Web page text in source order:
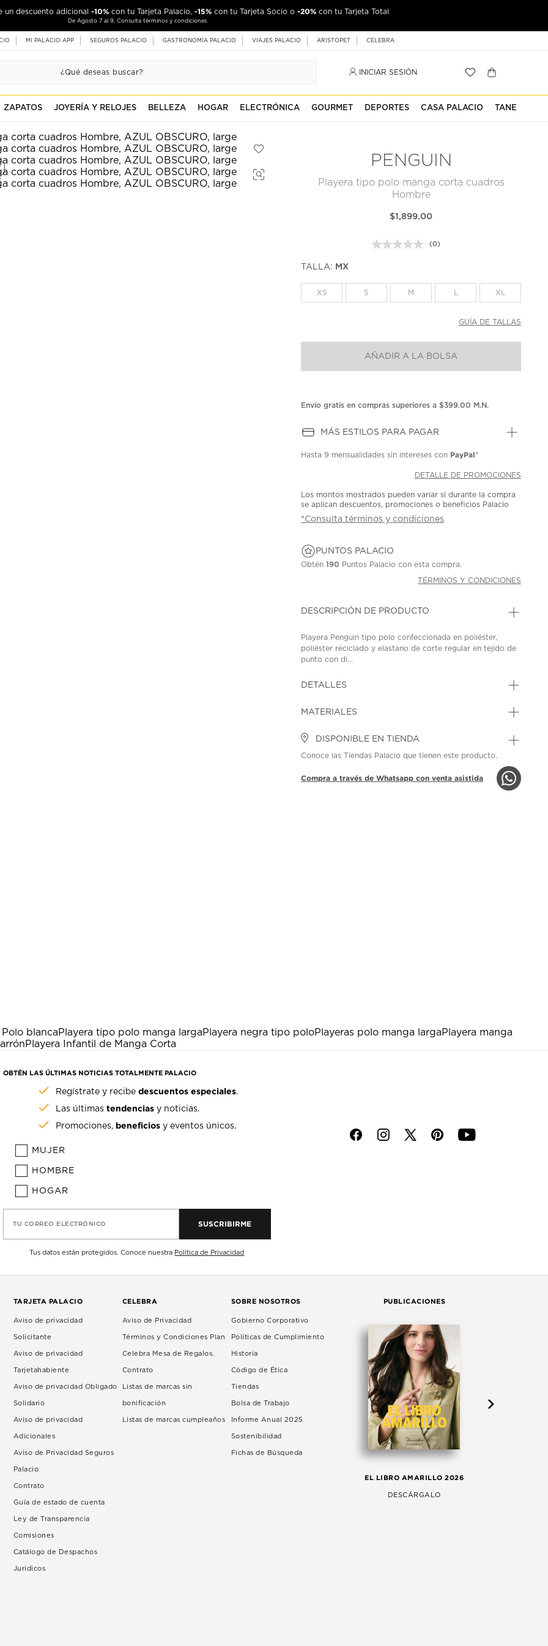
un descuento adicional -10% con tu Tarjeta Palacio, -15% con tu Tarjeta Socio o -20% con tu Tarjeta Total
De Agosto 7 al 9. Consulta términos y condiciones
MI PALACIO APP SEGUROS PALACIO GASTRONOMÍA PALACIO VIAJES PALACIO ARISTOPET CELEBRA
INICIAR SESIÓN
ZAPATOS JOYERÍA Y RELOJES BELLEZA HOGAR ELECTRÓNICA GOURMET DEPORTES CASA PALACIO TANE
PENGUIN
Playera tipo polo manga corta cuadros
Hombre
$1,899.00
Sin
misma
(0)
TALLA: MX
XS S M XL
GUÍA DE TALLAS
AÑADIR A LA BOLSA
Envío gratis en compras superiores a $399.00 M.N.
MÁS ESTILOS PARA PAGAR
Hasta9 mensualidades sin intereses con PayPal*
DETALLE DE PROMOCIONES
Los montos mostrados pueden variar si durante la compra
se aplican descuentos, promociones o beneficios Palacio
*Consulta términos y condiciones
PUNTOS PALACIO
Obtén190 Puntos Palacio con esta compra.
TÉRMINOS Y CONDICIONES
DESCRIPCIÓN DE PRODUCTO
Playera Penguin tipo polo confeccionada en poliéster,
poliéster reciclado y elastano de corte regular en tejido de
punto con di...
DETALLES
MATERIALES
DISPONIBLE EN TIENDA
Conoce las Tiendas Palacio que tienen este producto.
Compra a través de Whatsapp con venta asistida
blancaPlayera tipo polo manga largaPlayera negra tipo poloPlayeras polo manga largaPlayera manga
Playera Infantil de Manga Corta
OBTÉN LAS ÚLTIMAS NOTICIAS TOTALMENTE PALACIO
Regístrate y recibedescuentos especiales.
Las últimastendencias y noticias.
Promociones, beneficios y eventos únicos.
MUJER
HOMBRE
HOGAR
TU CORREO ELECTRÓNICO SUSCRIBIRME
Tus datos están protegidos. Conoce nuestra Política de Privacidad
f i p y
TARJETA PALACIO
Aviso de privacidad
Solicitante
Aviso de privacidad
Tarjetahabiente
Aviso de privacidad Obligado
Solidario
Aviso de privacidad
Adicionales
Aviso de Privacidad Seguros
Palacio
Contrato
Guía de estado de cuenta
Ley de Transparencia
Comisiones
Catálogo de Despachos
Jurídicos
CELEBRA
Aviso de Privacidad
Términos y Condiciones Plan
Celebra Mesa de Regalos.
Contrato
Listas de marcas sin
bonificación
Listas de marcas cumpleaños
SOBRE NOSOTROS
Gobierno Corporativo
Políticas de Cumplimiento
Historia
Código de Ética
Tiendas
Bolsa de Trabajo
Informe Anual 2025
Sostenibilidad
Fichas de Búsqueda
PUBLICACIONES
EL LIBRO AMARILLO 2026
DESCÁRGALO